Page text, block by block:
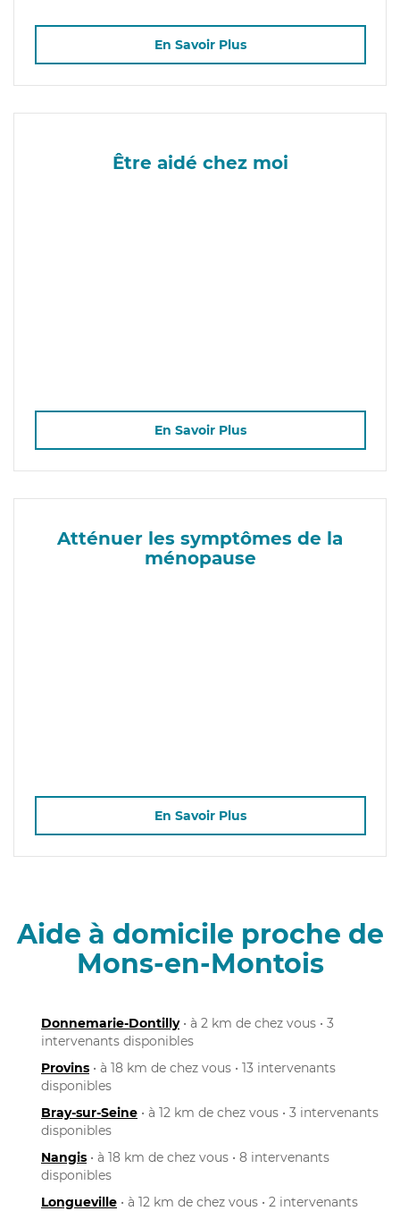
En Savoir Plus
Être aidé chez moi
En Savoir Plus
Atténuer les symptômes de la
ménopause
En Savoir Plus
Aide à domicile proche de
Mons-en-Montois
Donnemarie-Dontilly• à 2 km de chez vous • 3
intervenants disponibles
Provins • à 18 km de chez vous • 13 intervenants
disponibles
Bray-sur-Seine • à 12 km de chez vous • 3 intervenants
disponibles
Nangis • à 18 km de chez vous • 8 intervenants
disponibles
Longueville • à 12 km de chez vous • 2 intervenants